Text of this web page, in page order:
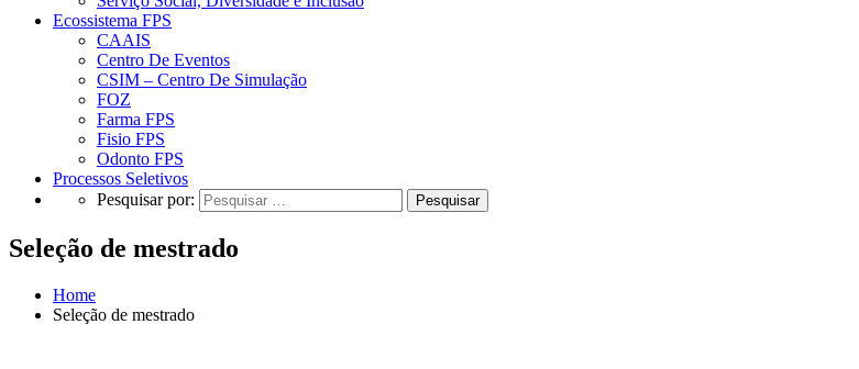
Ecossistema FPS
CAAIS
Centro De Eventos
CSIM – Centro De Simulação
FOZ
Farma FPS
Fisio FPS
Odonto FPS
Processos Seletivos
Pesquisar por:
Seleção de mestrado
Home
Seleção de mestrado